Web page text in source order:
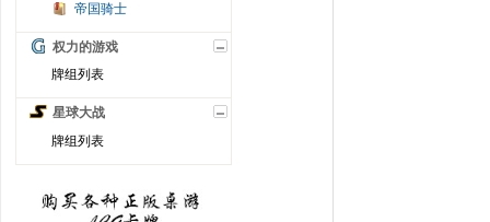
帝国骑士
权力的游戏
牌组列表
星球大战
牌组列表